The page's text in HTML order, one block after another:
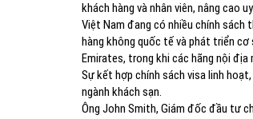
khách hàng và nhân viên, nâng cao
Việt Nam đang có nhiều chính sách
hàng không quốc tế và phát triển cơ
Emirates, trong khi các hãng nội địa
Sự kết hợp chính sách visa linh
ngành khách sạn.
Ông John Smith, Giám đốc đầu tư